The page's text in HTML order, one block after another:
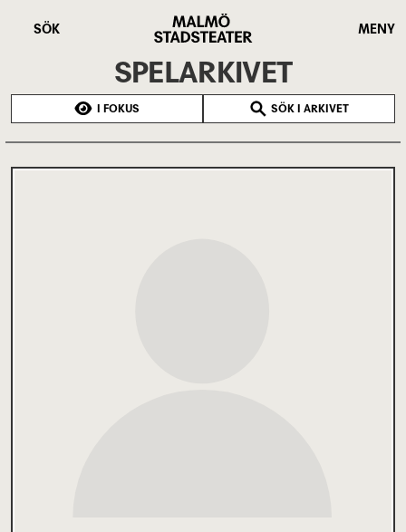
SÖK
Stadsteater
MENY
SPELARKIVET
I FOKUS SÖK I ARKIVET